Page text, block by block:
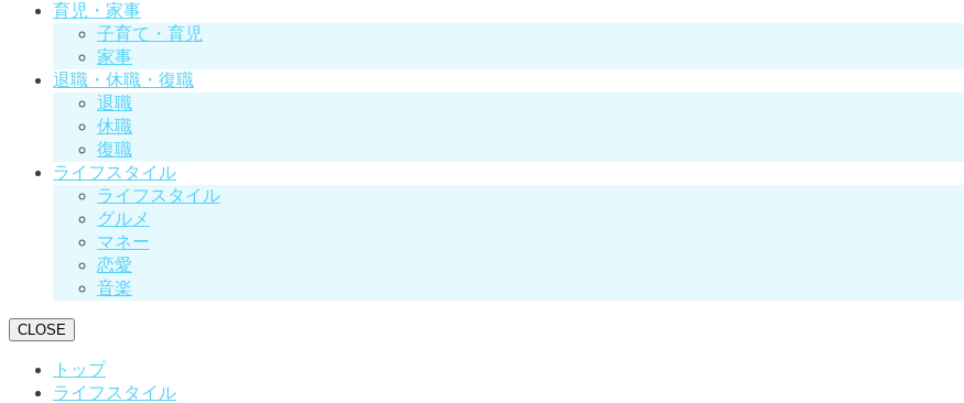
育児・家事
子育て・育児
家事
退職・休職・復職
退職
休職
復職
ライフスタイル
ライフスタイル
グルメ
マネー
恋愛
音楽
CLOSE
トップ
ライフスタイル